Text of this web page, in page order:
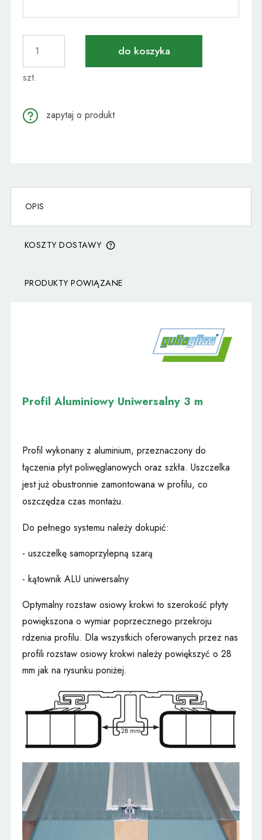
szt.
do koszyka
zapytaj o produkt
OPIS
KOSZTY DOSTAWY
CENA NIE ZAWIERA EWENTUALNYCH KOSZTÓW
PRODUKTY POWIĄZANE
Profil Aluminiowy Uniwersalny 3 m
Profil wykonany z aluminium, przeznaczony do
łączenia płyt poliwęglanowych oraz szkła. Uszczelka
jest już obustronnie zamontowana w profilu, co
oszczędza czas montażu.
Do pełnego systemu należy dokupić:
- uszczelkę samoprzylepną szarą
- kątownik ALU uniwersalny
Optymalny rozstaw osiowy krokwi to szerokość płyty
powiększona o wymiar poprzecznego przekroju
rdzenia profilu. Dla wszystkich oferowanych przez nas
profili rozstaw osiowy krokwi należy powiększyć o 28
mm jak na rysunku poniżej.